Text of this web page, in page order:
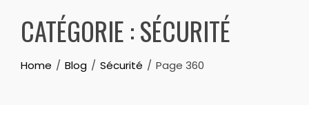
CATÉGORIE :SÉCURITÉ
Home Blog Sécurité Page 360